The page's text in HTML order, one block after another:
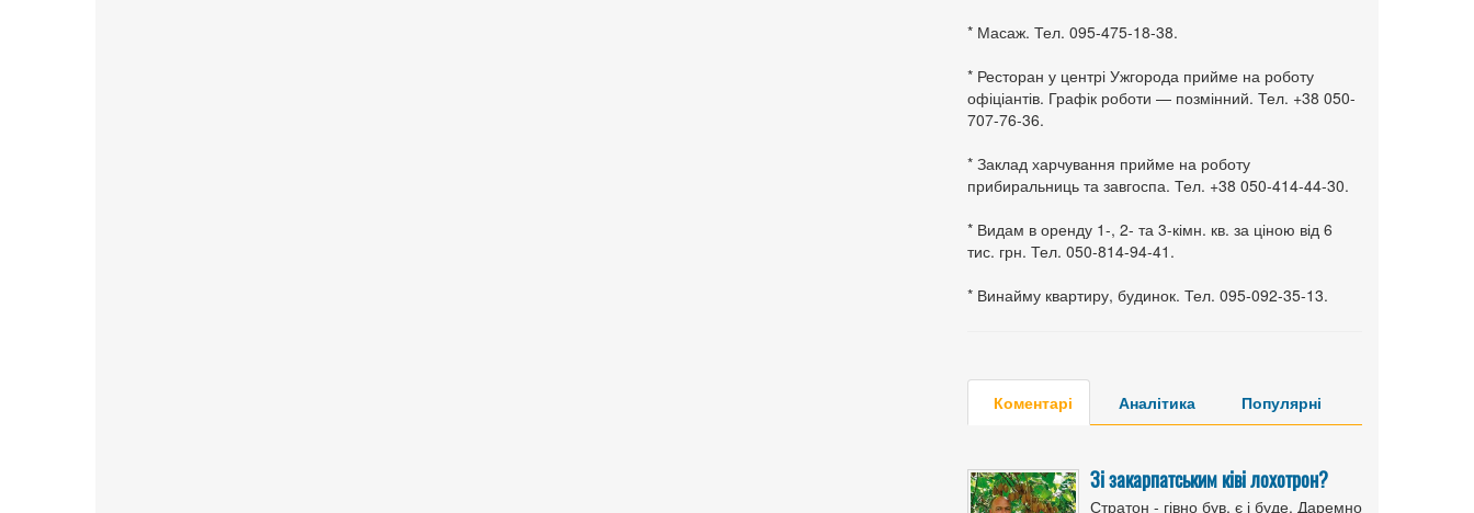
* Масаж. Тел. 095-475-18-38.
* Ресторан у центрі Ужгорода прийме на роботу
офіціантів. Графік роботи — позмінний. Тел. +38 050-
707-76-36.
* Заклад харчування прийме на роботу
прибиральниць та завгоспа. Тел. +38 050-414-44-30.
* Видам в оренду 1-, 2- та 3-кімн. кв. за ціною від 6
тис. грн. Тел. 050-814-94-41.
* Винайму квартиру, будинок. Тел. 095-092-35-13.
Коментарі Аналітика Популярні
Зі закарпатським ківі лохотрон?
Стратон - гівно був, є і буде. Даремно